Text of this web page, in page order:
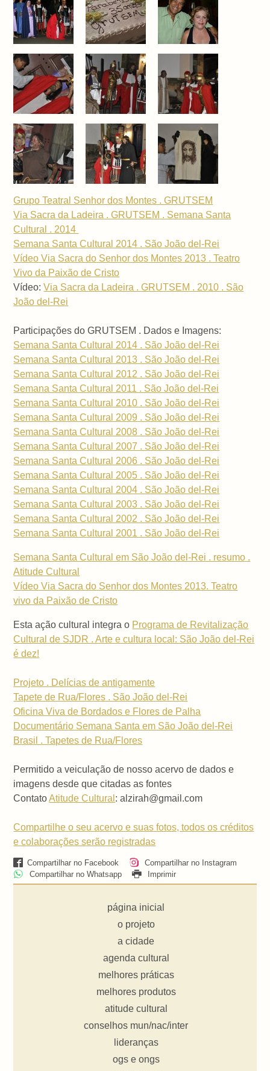
Grupo Teatral Senhor dos Montes . GRUTSEM
Via Sacra da Ladeira . GRUTSEM . Semana Santa
Cultural . 2014
Semana Santa Cultural 2014 . São João del-Rei
Vídeo Via Sacra do Senhor dos Montes 2013 . Teatro
Vivo da Paixão de Cristo
Vídeo:Via Sacra da Ladeira . GRUTSEM . 2010 . São
João del-Rei
Participações do GRUTSEM . Dados e Imagens:
Semana Santa Cultural 2014 . São João del-Rei
Semana Santa Cultural 2013 . São João del-Rei
Semana Santa Cultural 2012 . São João del-Rei
Semana Santa Cultural 2011 . São João del-Rei
Semana Santa Cultural 2010 . São João del-Rei
Semana Santa Cultural 2009 . São João del-Rei
Semana Santa Cultural 2008 . São João del-Rei
Semana Santa Cultural 2007 . São João del-Rei
Semana Santa Cultural 2006 . São João del-Rei
Semana Santa Cultural 2005 . São João del-Rei
Semana Santa Cultural 2004 . São João del-Rei
Semana Santa Cultural 2003 . São João del-Rei
Semana Santa Cultural 2002 . São João del-Rei
Semana Santa Cultural 2001 . São João del-Rei
Semana Santa Cultural em São João del-Rei . resumo .
Atitude Cultural
Vídeo Via Sacra do Senhor dos Montes 2013. Teatro
vivo da Paixão de Cristo
Esta ação cultural integra o Programa de Revitalização
Cultural de SJDR . Arte e cultura local: São João del-Rei
é dez!
Projeto . Delícias de antigamente
Tapete de Rua/Flores . São João del-Rei
Oficina Viva de Bordados e Flores de Palha
Documentário Semana Santa em São João del-Rei
Brasil . Tapetes de Rua/Flores
Permitido a veiculação de nosso acervo de dados e
imagens desde que citadas as fontes
ContatoAtitude Cultural : alzirah@gmail.com
Compartilhe o seu acervo e suas fotos, todos os créditos
e colaborações serão registradas
Compartilhar no Facebook
Compartilhar no Instagram
Compartilhar no Whatsapp
Imprimir
página inicial
o projeto
a cidade
agenda cultural
melhores práticas
melhores produtos
atitude cultural
conselhos mun/nac/inter
lideranças
ogs e ongs